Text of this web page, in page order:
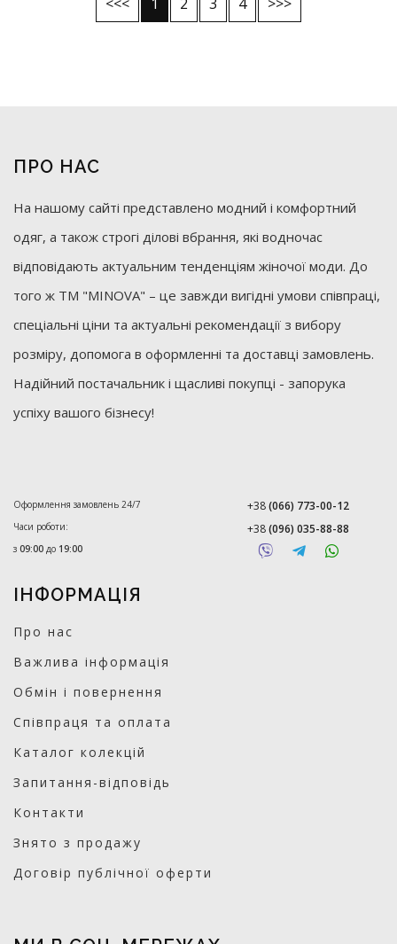
ПРО НАС
На нашому сайті представлено модний і комфортний
одяг, а також строгі ділові вбрання, які водночас
відповідають актуальним тенденціям жіночої моди. До
того ж ТМ "MINOVA" – це завжди вигідні умови співпраці,
спеціальні ціни та актуальні рекомендації з вибору
розміру, допомога в оформленні та доставці замовлень.
Надійний постачальник і щасливі покупці - запорука
успіху вашого бізнесу!
Оформлення замовлень 24/7
Часи роботи:
з 09:00 до 19:00
+38(066) 773-00-12
+38(096) 035-88-88
ІНФОРМАЦІЯ
Про нас
Важлива інформація
Обмін і повернення
Співпраця та оплата
Каталог колекцій
Запитання-відповідь
Контакти
Знято з продажу
Договір публічної оферти